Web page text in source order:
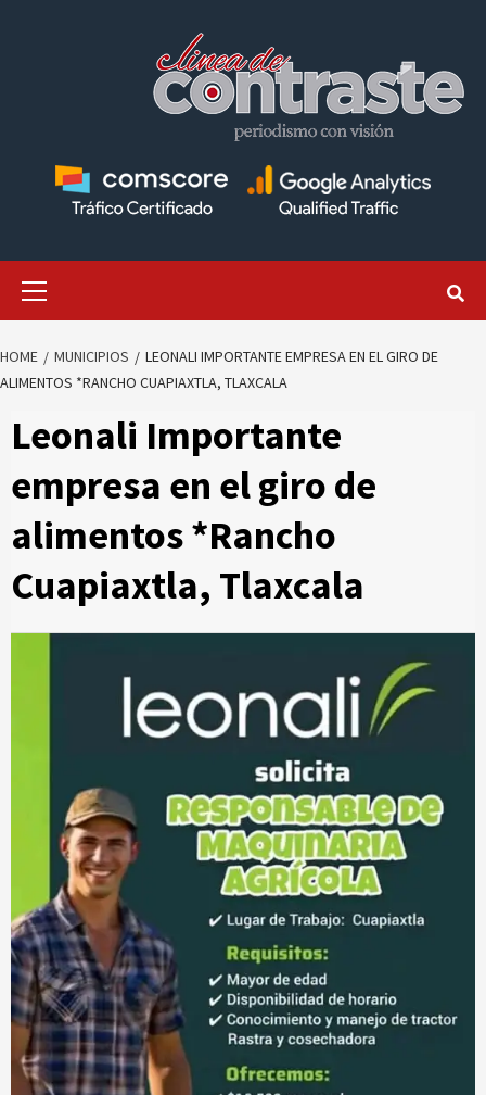
HOME MUNICIPIOS
LEONALI IMPORTANTE EMPRESA EN EL GIRO DE
ALIMENTOS *RANCHO CUAPIAXTLA, TLAXCALA
Leonali Importante
empresa en el giro de
alimentos *Rancho
Cuapiaxtla, Tlaxcala